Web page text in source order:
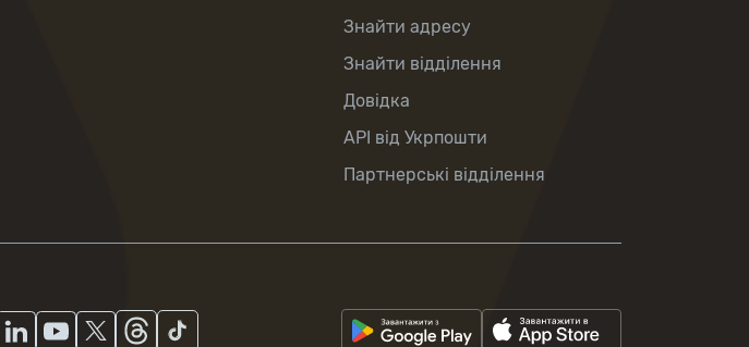
Знайти адресу
Знайти відділення
Довідка
API від Укрпошти
Партнерські відділення